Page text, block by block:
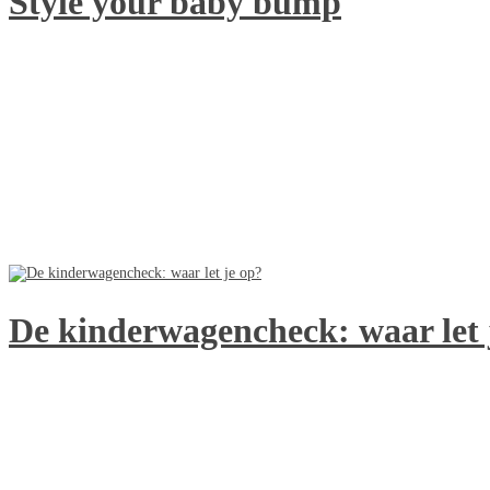
De kinderwagencheck: waar let